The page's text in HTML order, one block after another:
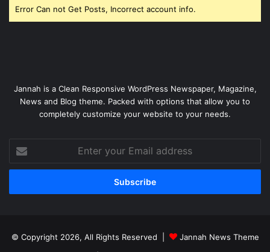
Error Can not Get Posts, Incorrect account info.
Jannah is a Clean Responsive WordPress Newspaper, Magazine,
News and Blog theme. Packed with options that allow you to
completely customize your website to your needs.
Enter
your
Email
© Copyright 2026, All Rights Reserved |
Jannah News Theme